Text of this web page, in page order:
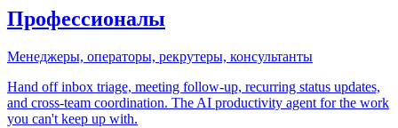
Профессионалы
Менеджеры, операторы, рекрутеры, консультанты
Hand off inbox triage, meeting follow-up, recurring status updates,
and cross-team coordination. The AI productivity agent for the work
you can't keep up with.